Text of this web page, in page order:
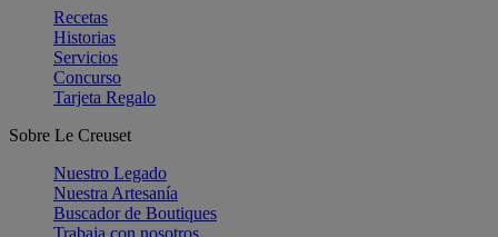
Recetas
Historias
Servicios
Concurso
Tarjeta Regalo
Sobre Le Creuset
Nuestro Legado
Nuestra Artesanía
Buscador de Boutiques